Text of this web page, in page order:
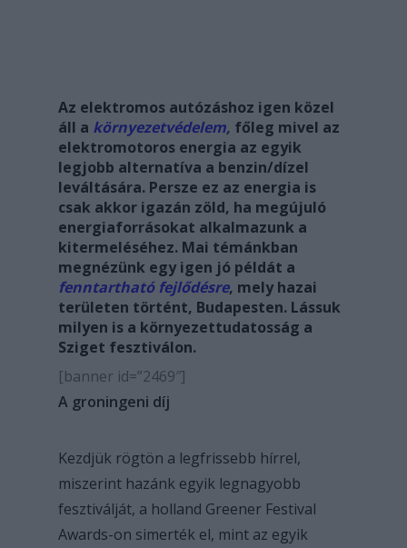
Az elektromos autózáshoz igen közel
áll a környezetvédelem, főleg mivel az
elektromotoros energia az egyik
legjobb alternatíva a benzin/dízel
leváltására. Persze ez az energia is
csak akkor igazán zöld, ha megújuló
energiaforrásokat alkalmazunk a
kitermeléséhez. Mai témánkban
megnézünk egy igen jó példát a
fenntartható fejlődésre, mely hazai
területen történt, Budapesten. Lássuk
milyen is a környezettudatosság a
Sziget fesztiválon.
[banner id=”2469″]
A groningeni díj
Kezdjük rögtön a legfrissebb hírrel,
miszerint hazánk egyik legnagyobb
fesztiválját, a holland Greener Festival
Awards-on simerték el, mint az egyik